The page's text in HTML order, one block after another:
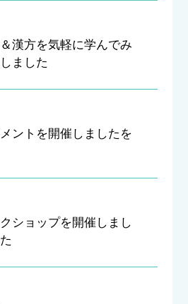
漢方を気軽に学んでみ
ました
ントを開催しましたを
ショップを開催しまし